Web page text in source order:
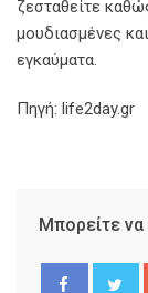
ζεσταθείτε
μουδιασμένες
εγκαύματα.
Πηγή: life2day.gr
Μπορείτε να